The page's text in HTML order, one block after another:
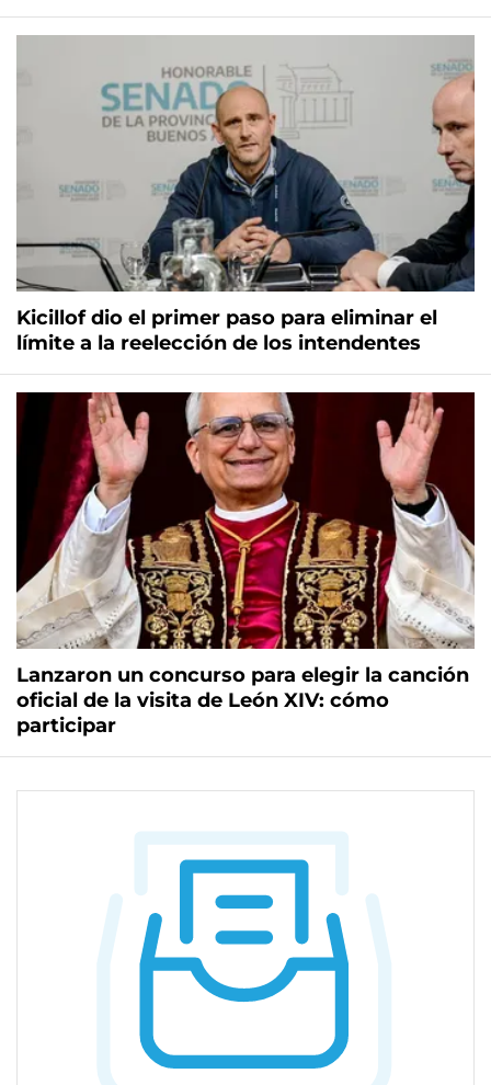
Kicillof dio el primer paso para eliminar el
límite a la reelección de los intendentes
Lanzaron un concurso para elegir la canción
oficial de la visita de León XIV: cómo
participar